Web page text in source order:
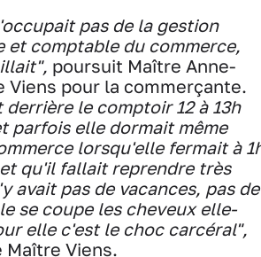
pas de la gestion
et comptable du commerce,
poursuit Maître Anne-
Viens pour la commerçante.
derrière le comptoir 12 à 13h
parfois elle dormait même
lorsqu'elle fermait à
qu'il fallait reprendre très
avait pas de vacances, pas de
se coupe les cheveux elle-
elle c'est le choc carcéral",
Maître Viens.